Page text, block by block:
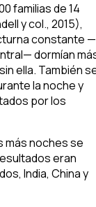
familias de 14
y col., 2015),
constante —
dormían
ella. También
la noche y
por los
más noches se
eran
India, China y